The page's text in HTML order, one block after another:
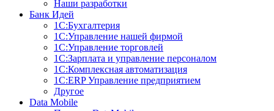
Наши разработки
Банк Идей
1С:Бухгалтерия
1С:Управление нашей фирмой
1С:Управление торговлей
1С:Зарплата и управление персоналом
1С:Комплексная автоматизация
1С:ERP Управление предприятием
Другое
Data Mobile